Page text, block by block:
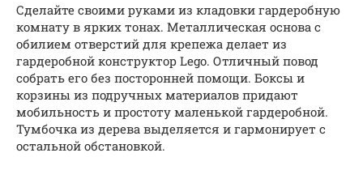
Сделайте своими руками из кладовки гардеробную
комнату в ярких тонах. Металлическая основа с
обилием отверстий для крепежа делает из
гардеробной конструктор Lego. Отличный повод
собрать его без посторонней помощи. Боксы и
корзины из подручных материалов придают
мобильность и простоту маленькой гардеробной.
Тумбочка из дерева выделяется и гармонирует с
остальной обстановкой.